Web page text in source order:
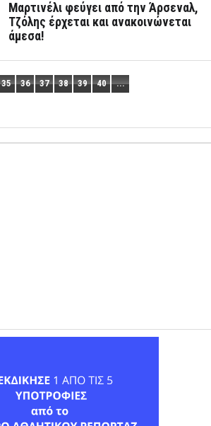
Μαρτινέλι φεύγει από την Άρσεναλ,
Τζόλης έρχεται και ανακοινώνεται
άμεσα!
35 36 37 38 39 40 ...